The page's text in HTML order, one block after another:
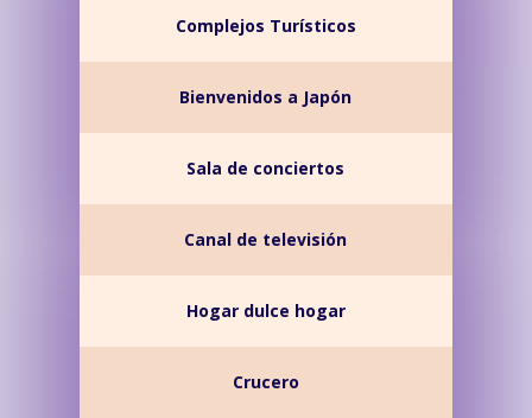
Complejos Turísticos
Bienvenidos a Japón
Sala de conciertos
Canal de televisión
Hogar dulce hogar
Crucero